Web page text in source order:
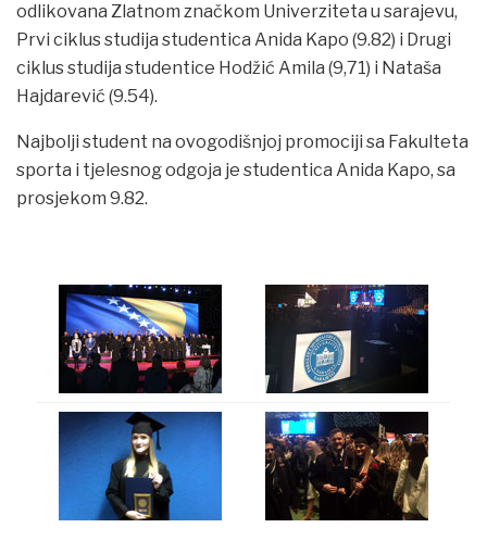
odlikovana Zlatnom značkom Univerziteta u sarajevu,
Prvi ciklus studija studentica Anida Kapo (9.82) i Drugi
ciklus studija studentice Hodžić Amila (9,71) i Nataša
Hajdarević (9.54).
Najbolji student na ovogodišnjoj promociji sa Fakulteta
sporta i tjelesnog odgoja je studentica Anida Kapo, sa
prosjekom 9.82.